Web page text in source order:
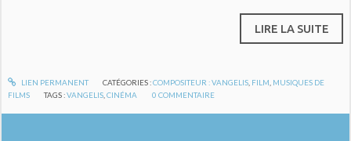
LIRE LA SUITE
LIEN PERMANENT CATÉGORIES :COMPOSITEUR : VANGELIS, FILM MUSIQUES DE
FILMS
TAGS :VANGELIS ,CINÉMA 0 COMMENTAIRE